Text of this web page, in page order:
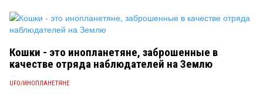
Кошки - это инопланетяне, заброшенные в
качестве отряда наблюдателей на Землю
UFO/ИНОПЛАНЕТЯНЕ